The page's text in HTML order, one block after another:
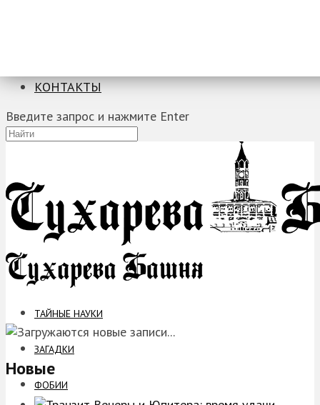
КОНТАКТЫ
Введите запрос и нажмите Enter
ТАЙНЫЕ НАУКИ
ЗАГАДКИ
ФОБИИ
Новые